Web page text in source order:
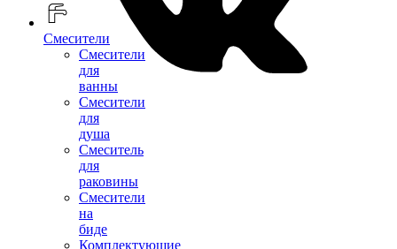
Смесители
Смесители
для
ванны
Смесители
для
душа
Смеситель
для
раковины
Смесители
на
биде
Комплектующие